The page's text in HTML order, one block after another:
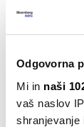
Odgovorna
Mi in naši
vaš naslov
shranjevanje